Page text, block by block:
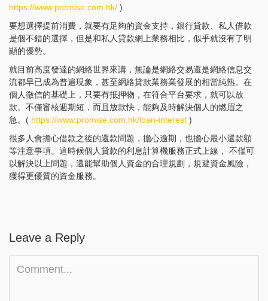
https://www.promise.com.hk/ )
要想選擇提前消費，就要有足夠的資金支持，銀行貸款、私人借款
是個不錯的選擇，但是和私人貸款網上業務相比，似乎就沒有了明
顯的優勢。
就目前高度發達的網絡世界來講，無論是網絡交易還是網絡信息交
流都早已成為普遍現象，甚至網絡貸款業務業發展的相當純熟。在
個人徵信的基礎上，只要有抵押物，在符合平台要求，就可以放
款。不僅審核週期短，而且放款快，能夠及時解決個人的燃眉之
急。( https://www.promise.com.hk/loan-interest )
很多人會擔心借款之後的還款問題，擔心逾期，也擔心最小還款額
等注意事項。這時候個人貸款的利息計算機服務正式上線， 不僅可
以解決以上問題，還能幫助個人資金的合理規劃，規避資金風險，
獲得更優質的資金服務。
Leave a Reply